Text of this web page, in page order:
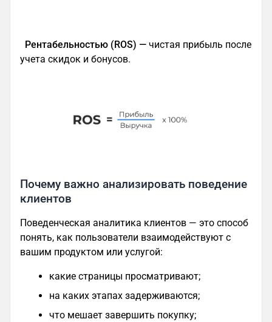
Рентабельностью (ROS) — чистая прибыль после
учета скидок и бонусов.
Почему важно анализировать поведение
клиентов
Поведенческая аналитика клиентов — это способ
понять, как пользователи взаимодействуют с
вашим продуктом или услугой:
какие страницы просматривают;
на каких этапах задерживаются;
что мешает завершить покупку;